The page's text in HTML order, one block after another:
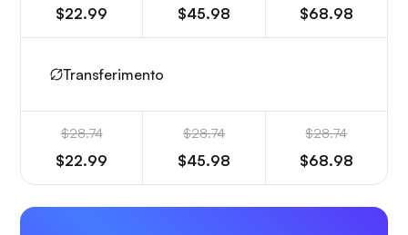
$22.99 $45.98 $68.98
Transferimento
$28.74
$22.99
$28.74
$45.98
$28.74
$68.98